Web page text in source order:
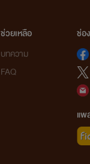
ช่วยเหลือ
บทความ
FAQ
ช่อ
แพ